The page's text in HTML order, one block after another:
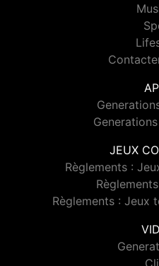
JEUX
Règlements :
Règlements : Jeux